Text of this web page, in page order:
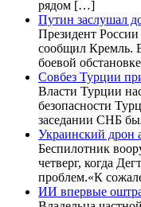
рядом […]
Путин заслушал
Президент
сообщил Кремль.
боевой
Совбез Турции
Власти Турции
безопасности
заседании СНБ
Украинский дрон
Беспилотник
четверг, когда
проблем.«К
ИИ впервые